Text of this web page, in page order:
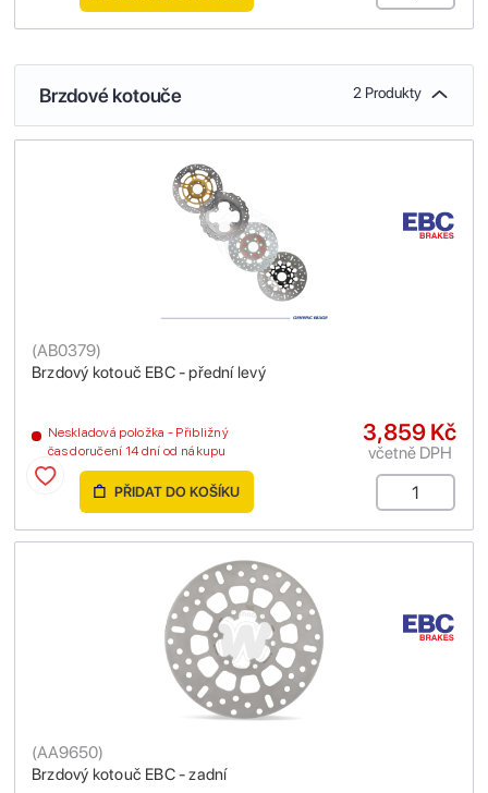
Brzdové kotouče 2 Produkty
Brzdový kotouč EBC - přední levý
(AB0379)
Neskladová položka - Přibližný
čas doručení 14 dní od nákupu
3,859 Kč
včetně DPH
PŘIDAT DO KOŠÍKU
Brzdový kotouč EBC - zadní
(AA9650)